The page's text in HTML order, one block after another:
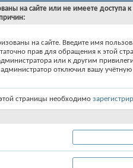
на сайте или не имеете доступа
на сайте. Введите имя
прав для обращения к этой
или к другим
отключил вашу
страницы необходимо